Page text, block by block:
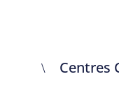
Centres